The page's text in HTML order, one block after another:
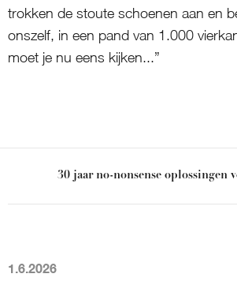
trokken de stoute schoenen aan en
onszelf, in een pand van 1.000
moet je nu eens kijken...”
30 jaar no-nonsense oplossingen
1.6.2026